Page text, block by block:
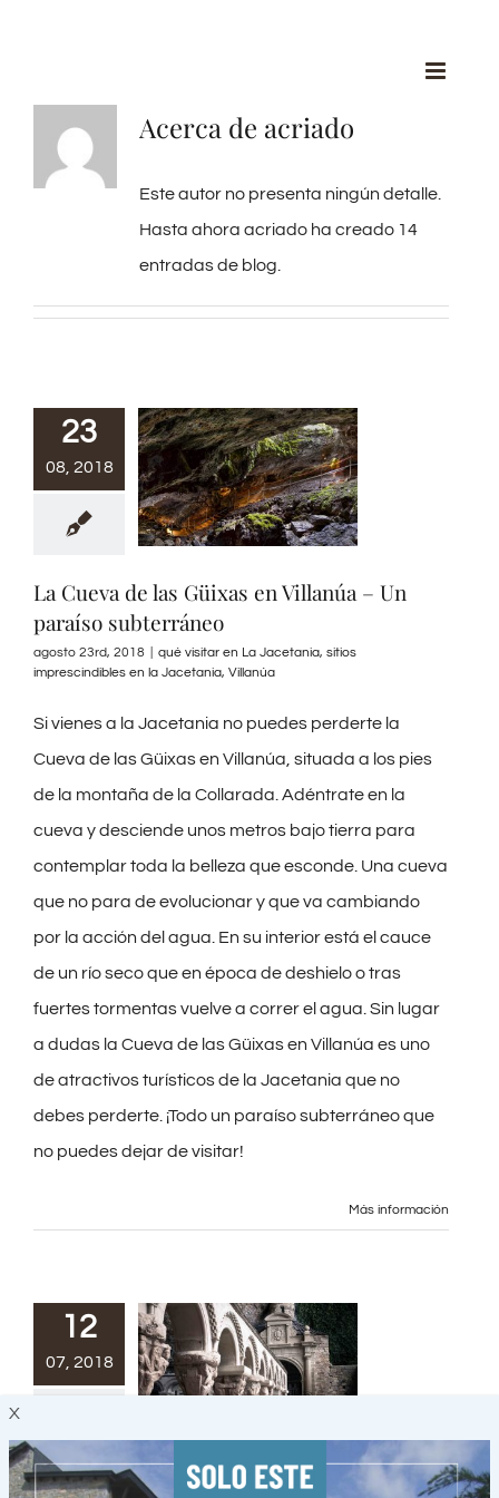
Acerca de acriado
Este autor no presenta ningún detalle.
Hasta ahora acriado ha creado 14
entradas de blog.
23
08, 2018
La Cueva de las Güixas en Villanúa – Un
paraíso subterráneo
agosto 23rd, 2018 qué visitar en La Jacetania, sitios
imprescindibles en la Jacetania, Villanúa
Si vienes a la Jacetania no puedes perderte la
Cueva de las Güixas en Villanúa, situada a los pies
de la montaña de la Collarada. Adéntrate en la
cueva y desciende unos metros bajo tierra para
contemplar toda la belleza que esconde. Una cueva
que no para de evolucionar y que va cambiando
por la acción del agua. En su interior está el cauce
de un río seco que en época de deshielo o tras
fuertes tormentas vuelve a correr el agua. Sin lugar
a dudas la Cueva de las Güixas en Villanúa es uno
de atractivos turísticos de la Jacetania que no
debes perderte. ¡Todo un paraíso subterráneo que
no puedes dejar de visitar!
Más información
12
07, 2018
Qué ver en La Jacetania – Guía de sitios
X